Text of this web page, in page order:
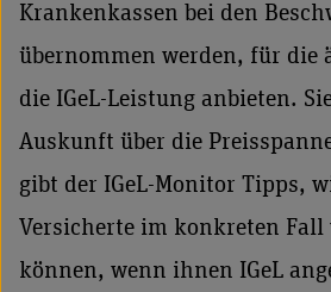
Krankenkassen bei den
übernommen werden, für die
die IGeL-Leistung anbieten.
Auskunft über die
gibt der IGeL-Monitor Tipps,
Versicherte im konkreten Fall
können, wenn ihnen IGeL